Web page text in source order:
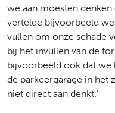
we aan moesten
vertelde bijvoorbeeld
vullen om onze schade
bij het invullen van de
bijvoorbeeld ook dat we
de parkeergarage in het
niet direct aan denkt.’